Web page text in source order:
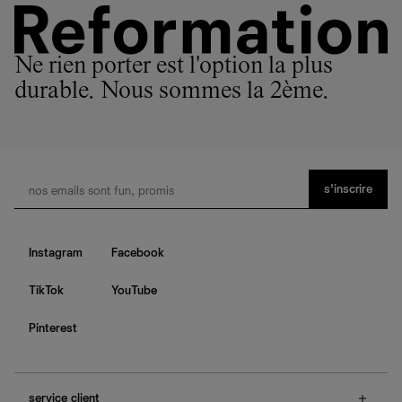
Ne rien porter est l'option la plus
durable. Nous sommes la 2ème.
s’inscrire
Instagram Facebook
TikTok YouTube
Pinterest
service client